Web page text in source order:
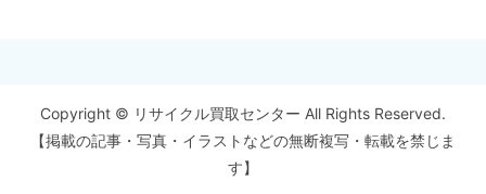
Copyright © リサイクル買取センター All Rights Reserved.
【掲載の記事・写真・イラストなどの無断複写・転載を禁じま
す】